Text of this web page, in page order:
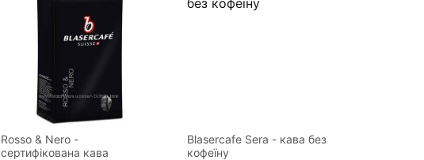
Rosso & Nero -
сертифікована кава
Blasercafe Sera - кава без
кофеїну